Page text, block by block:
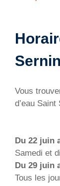
Vous
d’eau
Du 22 juin
Samedi et
Du 29 juin
Tous les